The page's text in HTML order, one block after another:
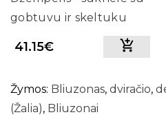
gobtuvu ir skeltuku
41.15€
Žymos: Bliuzonas, dviračio,
(Žalia), Bliuzonai